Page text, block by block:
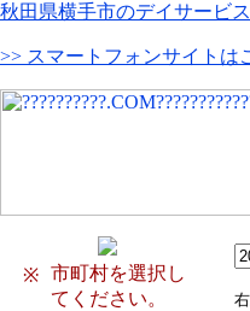
秋田県横手市のデイサービス
>> スマートフォンサイトは
※
市町村を選択し
てください。
右